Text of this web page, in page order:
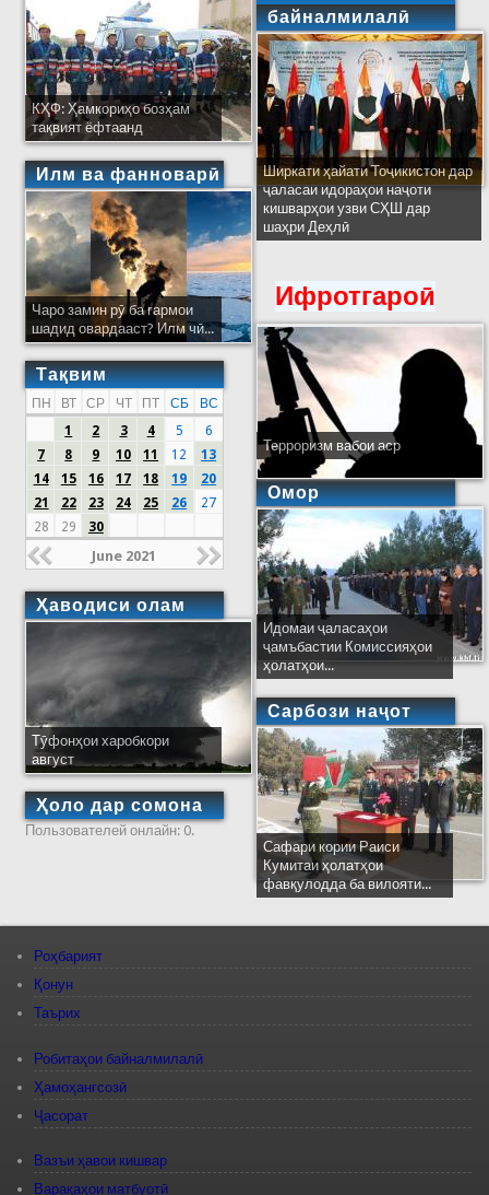
КҲФ: Ҳамкориҳо бозҳам
тақвият ёфтаанд
Илм ва фанноварӣ
Чаро замин рӯ ба гармои
шадид овардааст? Илм чӣ...
Тақвим
ПН ВТ СР ЧТ ПТ СБ
ВС
1
2 3 4 5
6
7
8 9 10 11 12
13
14
15 16 17 18 19
20
21
22 23 24 25 26
27
28
29 30
June 2021
Ҳаводиси олам
Тӯфонҳои харобкори
август
Ҳоло дар сомона
Пользователей онлайн: 0.
байналмилалӣ
Ширкати ҳайати Тоҷикистон дар
ҷаласаи идораҳои наҷоти
кишварҳои узви СҲШ дар
шаҳри Деҳлӣ
Ифротгароӣ
Терроризм вабои аср
Омор
Идомаи ҷаласаҳои
ҷамъбастии Комиссияҳои
ҳолатҳои...
Сарбози наҷот
Сафари кории Раиси
Кумитаи ҳолатҳои
фавқулодда ба вилояти...
Роҳбарият
Қонун
Таърих
Робитаҳои байналмилалӣ
Ҳамоҳангсозӣ
Ҷасорат
Вазъи ҳавои кишвар
Варақаҳои матбуотӣ